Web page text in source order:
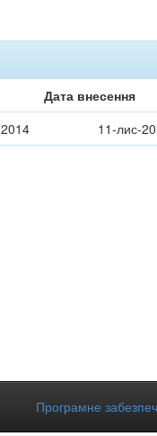
Дата внесення
2014 11-лис-
Програмне